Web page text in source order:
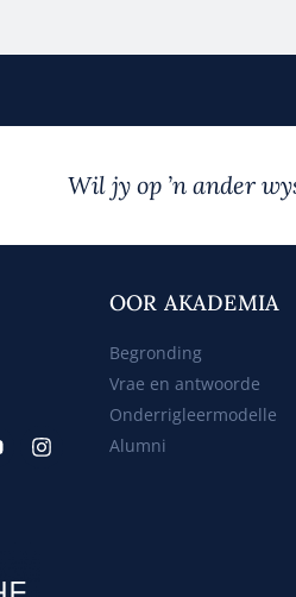
Wil jy op ’n ander
OOR AKADEMIA
Begronding
Vrae en antwoorde
Onderrigleermodelle
Alumni